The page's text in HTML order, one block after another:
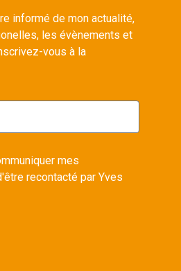
informé de mon actualité,
les évènements et
vous à la
mes
recontacté par Yves